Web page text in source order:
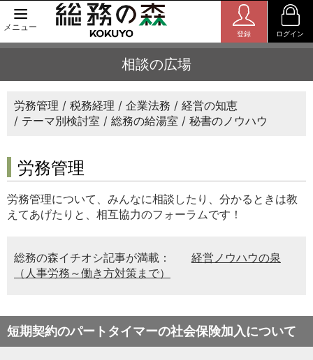
メニュー
登録 ログイン
相談の広場
労務管理 税務経理 企業法務
経営の知恵
テーマ別検討室
総務の給湯室 秘書のノウハウ
労務管理
労務管理について、みんなに相談したり、分かるときは教
えてあげたりと、相互協力のフォーラムです！
総務の森イチオシ記事が満載：
経営ノウハウの泉
（人事労務～働き方対策まで）
短期契約のパートタイマーの社会保険加入について